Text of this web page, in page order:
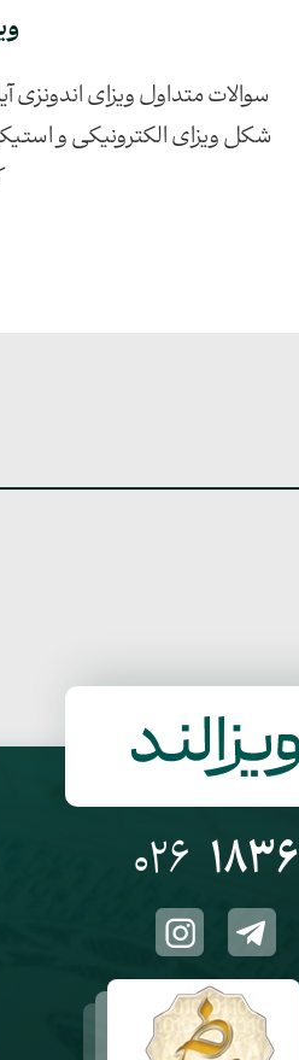
سوالات متداول ویزای اندونزی
شکل ویزای الکترونیکی و
1836